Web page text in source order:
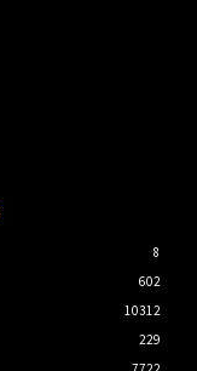
8
602
10312
229